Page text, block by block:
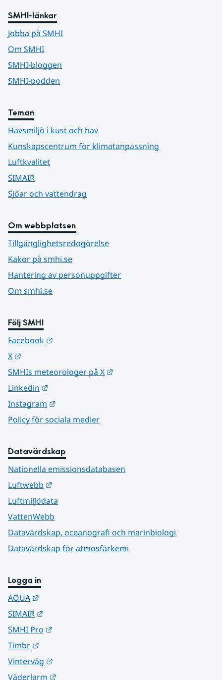
SMHI-länkar
Jobba på SMHI
Om SMHI
SMHI-bloggen
SMHI-podden
Teman
Havsmiljö i kust och hav
Kunskapscentrum för klimatanpassning
Luftkvalitet
SIMAIR
Sjöar och vattendrag
Om webbplatsen
Tillgänglighetsredogörelse
Kakor på smhi.se
Hantering av personuppgifter
Om smhi.se
Följ SMHI
Facebook
X
SMHIs meteorologer på X
Linkedin
Instagram
Policy för sociala medier
Datavärdskap
Nationella emissionsdatabasen
Luftwebb
Luftmiljödata
VattenWebb
Datavärdskap, oceanografi och marinbiologi
Datavärdskap för atmosfärkemi
Logga in
AQUA
SIMAIR
SMHI Pro
Timbr
Vinterväg
Väderlarm